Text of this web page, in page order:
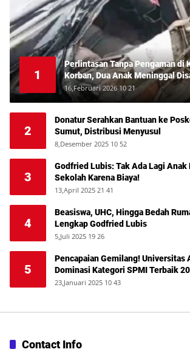
1
Perlintasan Tanpa Pengaman di
Korban, Dua Anak Meninggal
Deli
16,Februari 2026 10 21
2
Donatur Serahkan Bantuan ke
Sumut, Distribusi Menyusul
8,Desember 2025 10 52
3
Godfried Lubis: Tak Ada Lagi Anak
Sekolah Karena Biaya!
13,April 2025 21 41
4
Beasiswa, UHC, Hingga Bedah
Lengkap Godfried Lubis
5,Juli 2025 19 26
5
Pencapaian Gemilang! Universitas
Dominasi Kategori SPMI Terbaik
23,Januari 2025 10 43
Contact Info